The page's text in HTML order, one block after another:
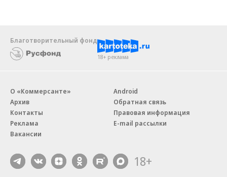
Благотворительный фонд
18+ реклама
О «Коммерсанте»
Архив
Контакты
Реклама
Вакансии
Android
Обратная связь
Правовая информация
E-mail рассылки
18+